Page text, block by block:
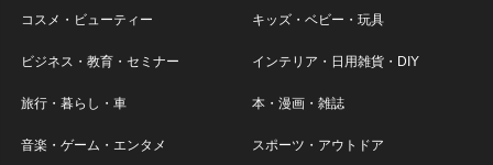
コスメ・ビューティー キッズ・ベビー・玩具
ビジネス・教育・セミナー インテリア・日用雑貨・DIY
旅行・暮らし・車 本・漫画・雑誌
音楽・ゲーム・エンタメ スポーツ・アウトドア